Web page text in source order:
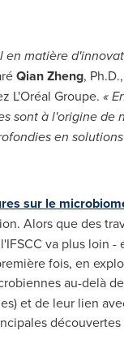
en matière
Qian Zheng,
L'Oréal Groupe. «
sont à l'origine de
en
sur le
Alors que des
va plus loin -
fois, en
au-delà de
et de leur lien